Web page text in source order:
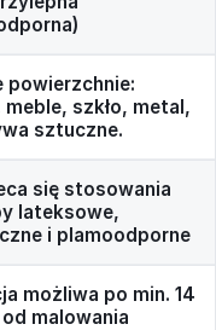
powierzchnie:
meble, szkło, metal,
sztuczne.
się stosowania
lateksowe,
i plamoodporne
możliwa po min. 14
malowania